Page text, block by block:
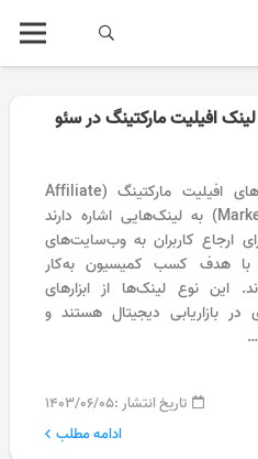
لینک افیلیت مارکتینگ در سئو
لینک‌های افیلیت مارکتینگ (Affiliate
Marketing) به لینک‌هایی اشاره دارند
ارجاع کاربران به وب‌سایت‌های
با هدف کسب کمیسیون به‌کار
این نوع لینک‌ها از ابزارهای
در بازاریابی دیجیتال هستند و
تاریخ انتشار :۱۴۰۳/۰۶/۰۵
ادامه مطلب